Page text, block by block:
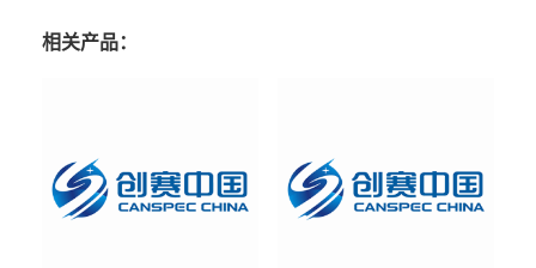
相关产品：